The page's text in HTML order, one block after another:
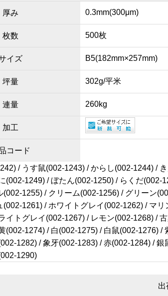
厚み 0.3mm(300μm)
枚数 500枚
イズ B5(182mm×257mm)
坪量 302g/平米
連量 260kg
加工
コード
/ うす鼠(002-1243) / からし(002-1244) /
(002-1249) / ぼたん(002-1250) / らくだ
(002-1255) / クリーム(002-1256) / グリーン
(002-1261) / ホワイトグレイ(002-1262) / マ
イトグレイ(002-1267) / レモン(002-1268) /
(002-1274) / 白(002-1275) / 白鼠(002-1276)
1282) / 象牙(002-1283) / 赤(002-1284) /
1290)
出